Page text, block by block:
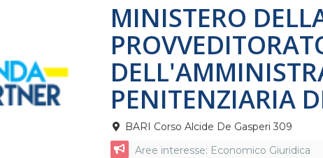
MINISTERO
PENITENZIARIA
BARI Corso Alcide De Gasperi 309
Aree interesse: Economico Giuridica